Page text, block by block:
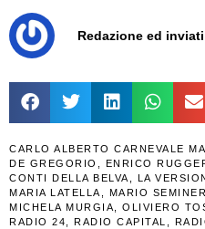
Redazione ed inviati
CARLO ALBERTO CARNEVALE
DE GREGORIO
ENRICO
CONTI DELLA BELVA
LA
MARIA LATELLA
MARIO
MICHELA MURGIA
OLIVIERO
RADIO 24
RADIO CAPITAL